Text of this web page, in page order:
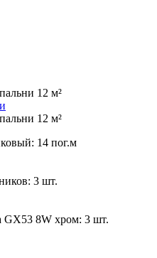
12 м²
12 м²
14 пог.м
3 шт.
GX53 8W хром: 3 шт.